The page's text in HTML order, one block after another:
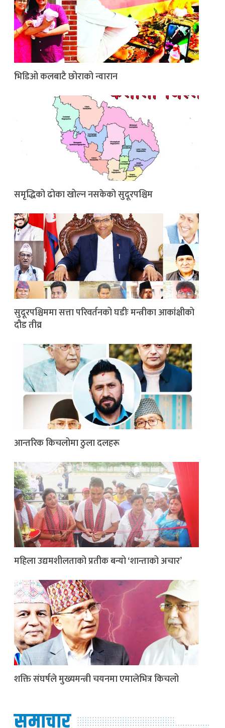
भिडिओ कलबाटै छोराको न्वारान
समृद्धिको ढोका खोल्न नसकेको सुदूरपश्चिम
सुदूरपश्चिममा सत्ता परिवर्तनको घडीः मन्त्रीका आकांक्षीको
दौड तीव्र
आन्तरिक किचलोमा ठुला दलहरू
महिला उद्यमशीलताको प्रतीक बन्यो ‘शान्ताको अचार’
शक्ति संघर्षले मुख्यमन्त्री चयनमा एमालेभित्र किचलो
समाचार